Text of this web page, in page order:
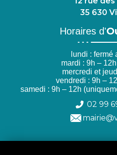
35 630
Horaires d'
lundi : fermé
mardi : 9h –
mercredi et
vendredi : 9h –
samedi : 9h – 12h
02 99